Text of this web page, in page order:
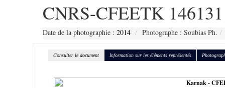
CNRS-CFEETK 146131
Date de la photographie : 2014 Photographe : Soubias Ph.
Consulter le document Information sur les éléments représentés